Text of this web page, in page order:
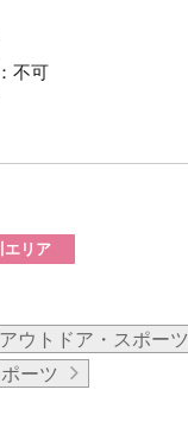
不可
エリア
アウトドア・スポーツ
ーツ